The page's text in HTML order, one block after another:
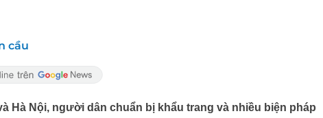
cầu
Hà Nội, người dân chuẩn bị khẩu trang và nhiều biện pháp